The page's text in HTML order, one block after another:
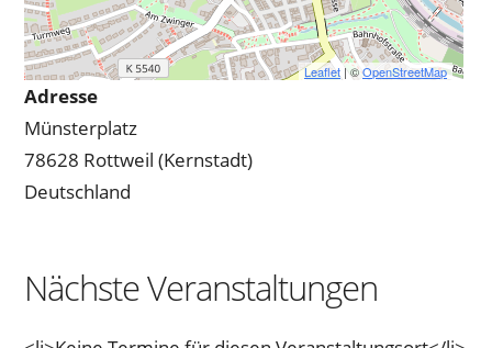
Leaflet | ©OpenStreetMap
Adresse
Münsterplatz
78628 Rottweil (Kernstadt)
Deutschland
Nächste Veranstaltungen